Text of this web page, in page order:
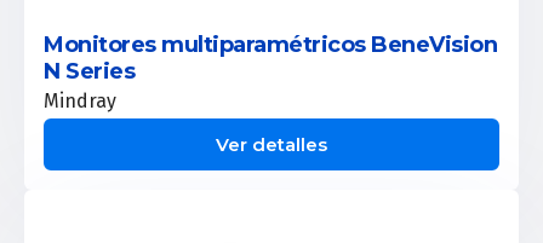
Monitores multiparamétricos BeneVision
N Series
Mindray
Ver detalles